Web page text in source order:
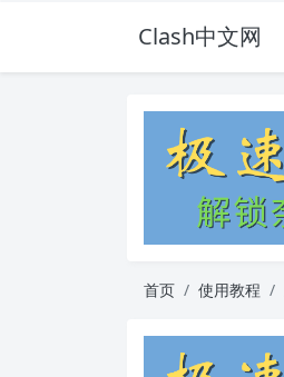
Clash中文网
首页 使用教程